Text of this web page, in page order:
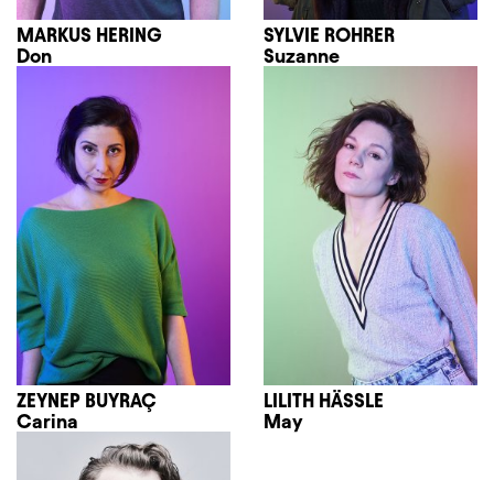
MARKUS HERING
Don
SYLVIE ROHRER
Suzanne
ZEYNEP BUYRAÇ
Carina
LILITH HÄSSLE
May